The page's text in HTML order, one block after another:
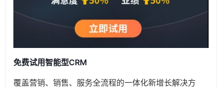
免费试用智能型CRM
覆盖营销、销售、服务全流程的一体化新增长解决方